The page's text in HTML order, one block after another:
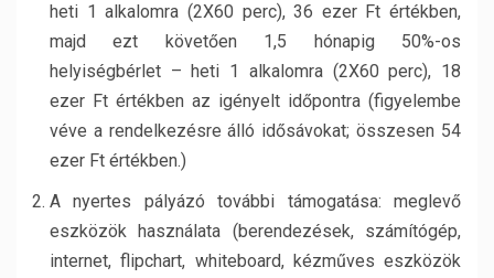
heti 1 alkalomra (2X60 perc), 36 ezer Ft értékben,
majd ezt követően 1,5 hónapig 50%-os
helyiségbérlet – heti 1 alkalomra (2X60 perc), 18
ezer Ft értékben az igényelt időpontra (figyelembe
véve a rendelkezésre álló idősávokat; összesen 54
ezer Ft értékben.)
A nyertes pályázó további támogatása: meglevő
eszközök használata (berendezések, számítógép,
internet, flipchart, whiteboard, kézműves eszközök